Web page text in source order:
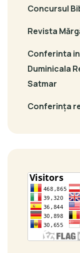
Concursul
Revista
Conferinta
Duminicala
Satmar
Conferința